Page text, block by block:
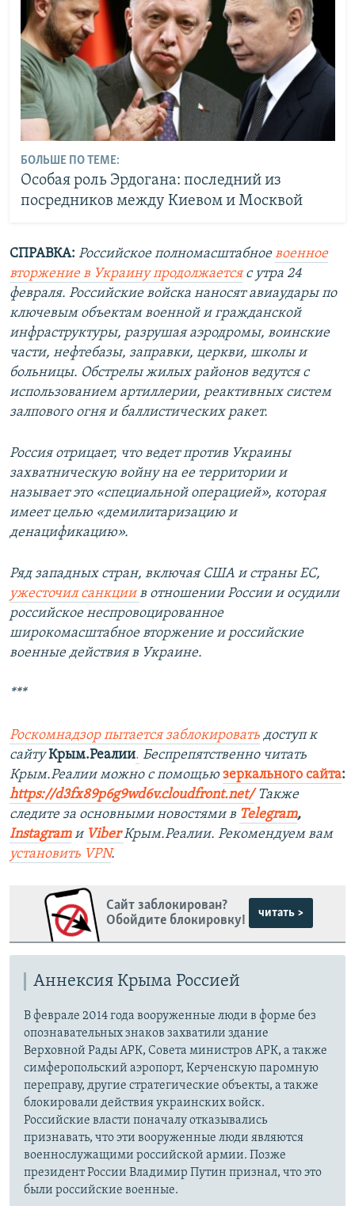
БОЛЬШЕ ПО ТЕМЕ:
Особая роль Эрдогана: последний из
посредников между Киевом и Москвой
СПРАВКА: Российское полномасштабноевоенное
вторжение в Украину продолжаетсяс утра 24
февраля. Российские войска наносят авиаудары по
ключевым объектам военной и гражданской
инфраструктуры, разрушая аэродромы, воинские
части, нефтебазы, заправки, церкви, школы и
больницы. Обстрелы жилых районов ведутся с
использованием артиллерии, реактивных систем
залпового огня и баллистических ракет.
Россия отрицает, что ведет против Украины
захватническую войну на ее территории и
называет это «специальной операцией», которая
имеет целью «демилитаризацию и
денацификацию».
Ряд западных стран, включая США и страны ЕС,
ужесточил санкциив отношении России и осудили
российское неспровоцированное
широкомасштабное вторжение и российские
военные действия в Украине.
***
Роскомнадзор пытается заблокировать доступ к
сайтуКрым.Реалии. Беспрепятственно читать
Крым.Реалии можно с помощью зеркального сайта:
https://d3fx89p6g9wd6v.cloudfront.net/ Также
следите за основными новостями в Telegram,
Instagram и ViberКрым.Реалии. Рекомендуем вам
установить VPN.
Сайт заблокирован?
Обойдите блокировку!
читать >
Аннексия Крыма Россией
В феврале 2014 года вооруженные люди в форме без
опознавательных знаков захватили здание
Верховной Рады АРК, Совета министров АРК, а также
симферопольский аэропорт, Керченскую паромную
переправу, другие стратегические объекты, а также
блокировали действия украинских войск.
Российские власти поначалу отказывались
признавать, что эти вооруженные люди являются
военнослужащими российской армии. Позже
президент России Владимир Путин признал, что это
были российские военные.